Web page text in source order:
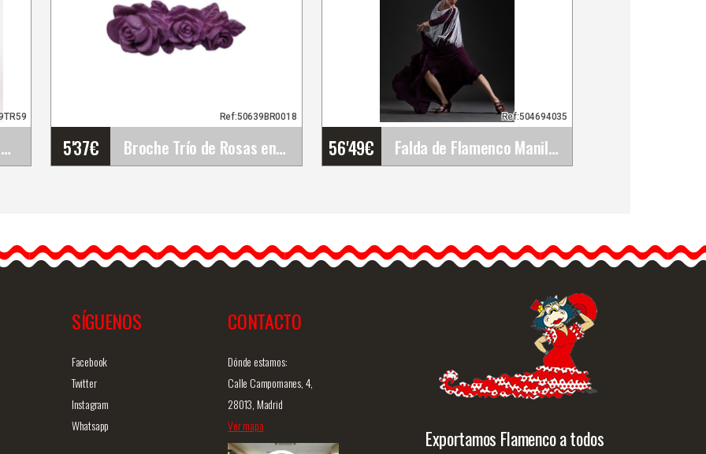
Rosa Grande King. Flor Flamenca Ciruela TR59. 17cm 5'37€ Broche Trío de Rosas en Resina. Malva
Ref:50639BR0018
Embellece tu mantoncillo
flamenco con nuestro
56'49€ Falda de Flamenco Manilva. Davedans
Ref:504694035
Davedans ofrece a las
bailaoras de flamenco, las
Vista rápida
SÍGUENOS
Facebook
Twitter
Instagram
Whatsapp
CONTACTO
Dónde estamos:
Calle Campomanes, 4,
28013, Madrid
Ver mapa
Exportamos Flamenco a todos